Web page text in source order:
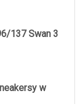
137 Swan 3
w